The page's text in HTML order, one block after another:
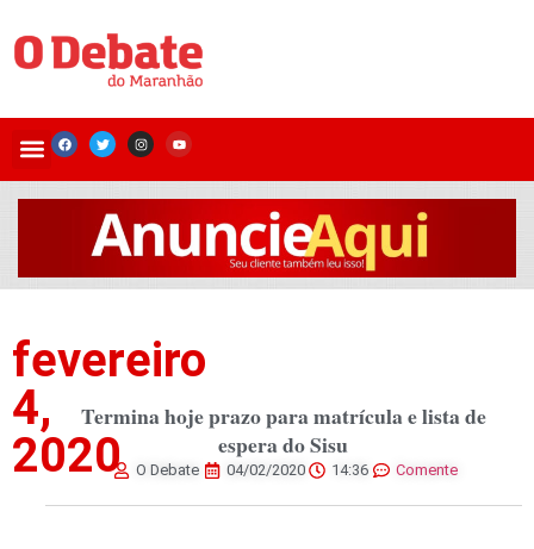
fevereiro
4,
2020
Termina hoje prazo para matrícula e lista de
espera do Sisu
O Debate 04/02/2020 14:36 Comente